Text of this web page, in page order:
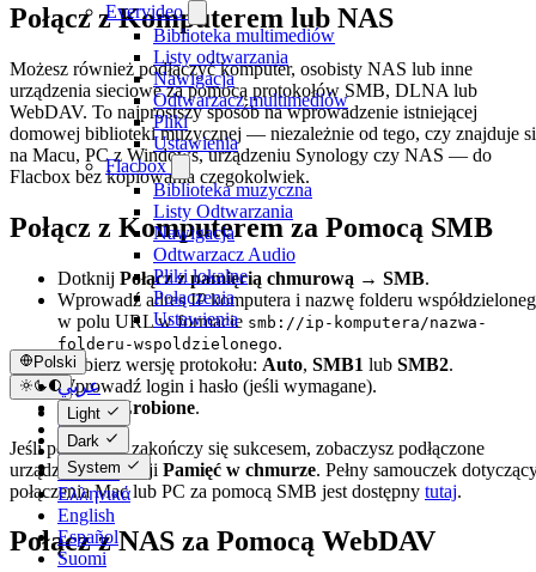
Evervideo
Biblioteka multimediów
Listy odtwarzania
Nawigacja
Odtwarzacz multimediów
Pliki
Ustawienia
Flacbox
Biblioteka muzyczna
Listy Odtwarzania
Nawigacja
Odtwarzacz Audio
Pliki lokalne
Połączenia
Ustawienia
Polski
عربي
Català
Čeština
Dansk
Deutsch
Ελληνικά
English
Español
Suomi
Light
Dark
System
Połącz z Komputerem lub NAS
Możesz również podłączyć komputer, osobisty NAS lub inne
urządzenia sieciowe za pomocą protokołów SMB, DLNA lub
WebDAV. To najprostszy sposób na wprowadzenie istniejącej
domowej biblioteki muzycznej — niezależnie od tego, czy znajduje
na Macu, PC z Windows, urządzeniu Synology czy NAS — do
Flacbox bez kopiowania czegokolwiek.
Połącz z Komputerem za Pomocą SMB
Dotknij Połącz z pamięcią chmurową → SMB.
Wprowadź adres IP komputera i nazwę folderu
w polu URL w formacie smb://ip-komputera/nazwa-
folderu-wspoldzielonego.
Wybierz wersję protokołu: Auto, SMB1 lub SMB2.
Wprowadź login i hasło (jeśli wymagane).
DotknijZrobione.
Jeśli połączenie zakończy się sukcesem, zobaczysz podłączone
urządzenie w sekcji Pamięć w chmurze. Pełny samouczek
połączenia Mac lub PC za pomocą SMB jest dostępny tutaj.
Połącz z NAS za Pomocą WebDAV